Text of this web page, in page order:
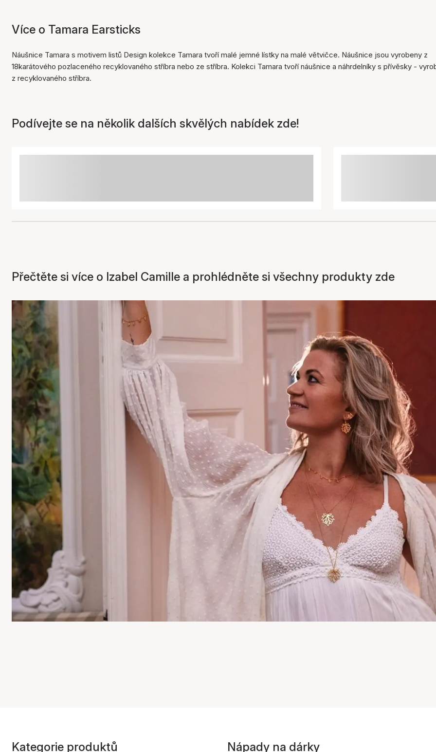
Více o Tamara Earsticks
Náušnice Tamara s motivem listů Design kolekce Tamara tvoří malé jemné lístky na malé větvičce. Náušnice jsou vyrobeny z
18karátového pozlaceného recyklovaného stříbra nebo ze stříbra. Kolekci Tamara tvoří náušnice a náhrdelníky s přívěsky -
z recyklovaného stříbra.
Podívejte se na několik dalších skvělých nabídek zde!
Přečtěte si více o Izabel Camille a prohlédněte si všechny produkty zde
Kategorie produktů Nápady na dárky